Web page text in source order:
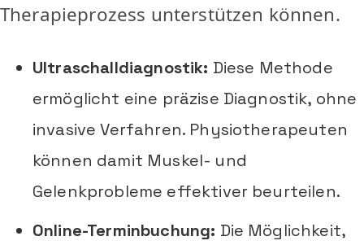
Therapieprozess unterstützen können.
Ultraschalldiagnostik: Diese Methode
ermöglicht eine präzise Diagnostik, ohne
invasive Verfahren. Physiotherapeuten
können damit Muskel- und
Gelenkprobleme effektiver beurteilen.
Online-Terminbuchung: Die Möglichkeit,